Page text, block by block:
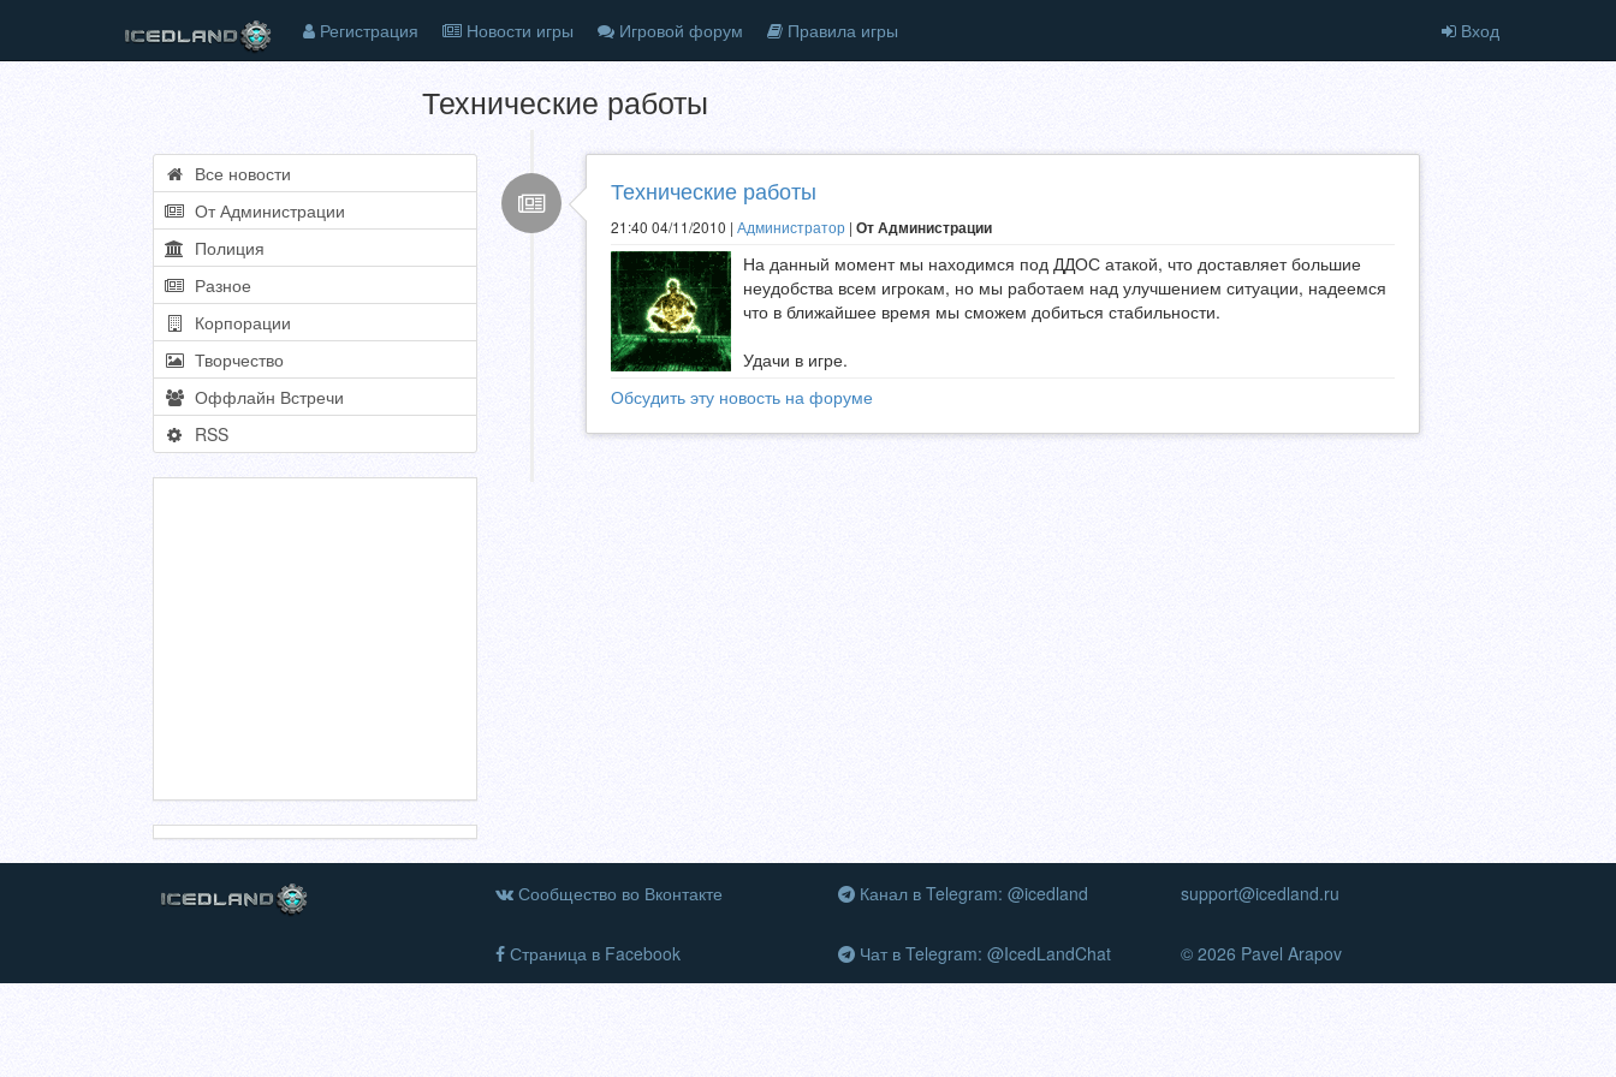
Регистрация Новости игры Игровой форум Правила игры Вход
Технические работы
Все новости
От Администрации
Полиция
Разное
Корпорации
Творчество
Оффлайн Встречи
RSS
Технические работы
21:40 04/11/2010 | Администратор | От Администрации
На данный момент мы находимся под ДДОС атакой, что доставляет большие
неудобства всем игрокам, но мы работаем над улучшением ситуации, надеемся
что в ближайшее время мы сможем добиться стабильности.
Удачи в игре.
Обсудить эту новость на форуме
Сообщество во Вконтакте
Страница в Facebook
Канал в Telegram: @icedland
Чат в Telegram: @IcedLandChat
support@icedland.ru
© 2026 Pavel Arapov